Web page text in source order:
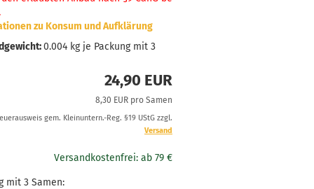
zu Konsum und Aufklärung
0.004kg je Packung mit 3
24,90 EUR
8,30 EUR pro Samen
gem. Kleinuntern.-Reg. §19 UStG zzgl.
Versand
mit 3 Samen: